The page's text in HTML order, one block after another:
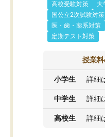
高校受験対策
大
国公立2次試験対策
医・歯・薬系対策
定期テスト対策
授業
小学生 詳細
中学生 詳細
高校生 詳細